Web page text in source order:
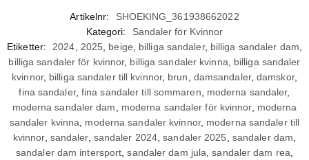
Artikelnr:
SHOEKING_361938662022
Kategori:
Sandaler för Kvinnor
Etiketter:
2024 2025 beige billiga sandaler, billiga sandaler dam
billiga sandaler för kvinnor, billiga sandaler kvinna
billiga sandaler
kvinnor, billiga sandaler till kvinnor, brun damsandaler,damskor,
fina sandaler, fina sandaler till sommaren moderna sandaler,
moderna sandaler dam
moderna sandaler för kvinnor, moderna
sandaler kvinna
moderna sandaler kvinnor, moderna sandaler till
kvinnor, sandaler, sandaler 2024 ,sandaler 2025 sandaler dam
sandaler dam intersport ,sandaler dam jula ,sandaler dam rea